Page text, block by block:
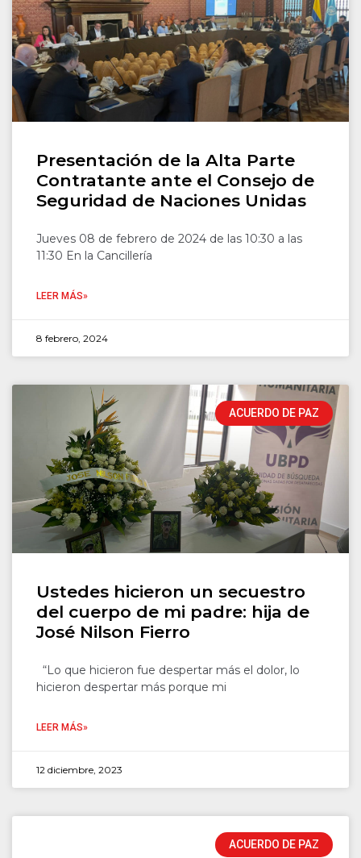
Presentación de la Alta Parte
Contratante ante el Consejo de
Seguridad de Naciones Unidas
Jueves 08 de febrero de 2024 de las 10:30 a las
11:30 En la Cancillería
LEER MÁS»
8 febrero, 2024
ACUERDO DE PAZ
Ustedes hicieron un secuestro
del cuerpo de mi padre: hija de
José Nilson Fierro
“Lo que hicieron fue despertar más el dolor, lo
hicieron despertar más porque mi
LEER MÁS»
12 diciembre, 2023
ACUERDO DE PAZ